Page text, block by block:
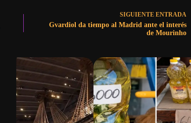
SIGUIENTE ENTRADA
Gvardiol da tiempo al Madrid ante el interés
de Mourinho